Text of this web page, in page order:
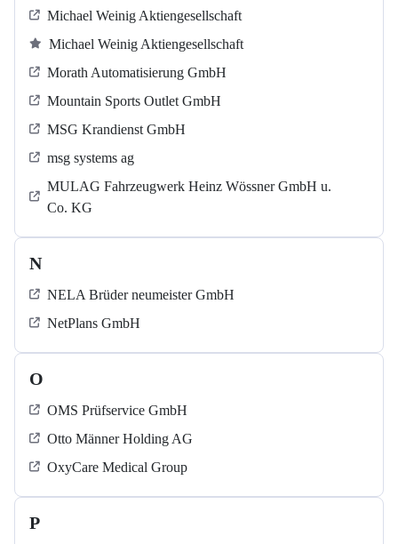
Michael Weinig Aktiengesellschaft
Michael Weinig Aktiengesellschaft
Morath Automatisierung GmbH
Mountain Sports Outlet GmbH
MSG Krandienst GmbH
msg systems ag
MULAG Fahrzeugwerk Heinz Wössner GmbH u.
Co. KG
N
NELA Brüder neumeister GmbH
NetPlans GmbH
O
OMS Prüfservice GmbH
Otto Männer Holding AG
OxyCare Medical Group
P